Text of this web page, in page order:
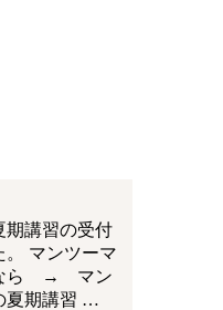
期講習の受付
。 マンツーマ
なら → マン
夏期講習 …